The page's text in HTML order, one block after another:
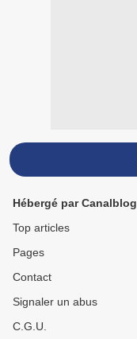
Hébergé par Canalblog
Top articles
Pages
Contact
Signaler un abus
C.G.U.